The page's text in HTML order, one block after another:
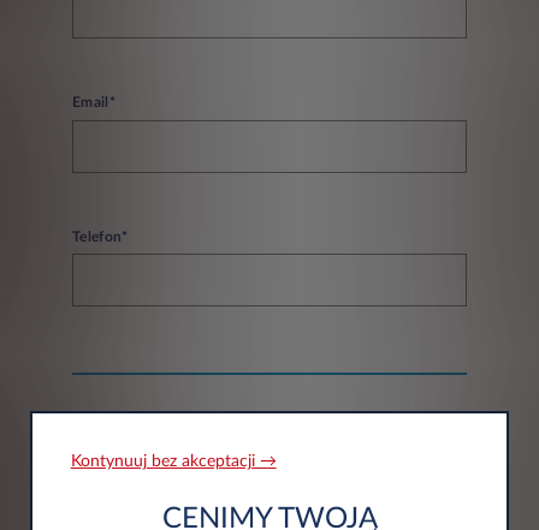
Email*
Telefon*
Kontynuuj bez akceptacji →
CENIMY TWOJĄ